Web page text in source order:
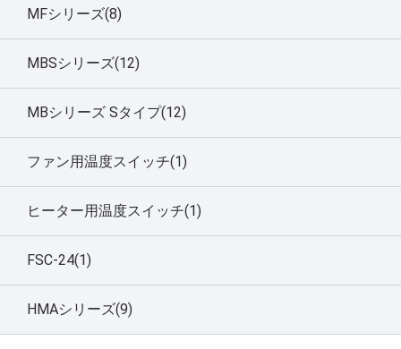
MFシリーズ(8)
MBSシリーズ(12)
MBシリーズ Sタイプ(12)
ファン用温度スイッチ(1)
ヒーター用温度スイッチ(1)
FSC-24(1)
HMAシリーズ(9)